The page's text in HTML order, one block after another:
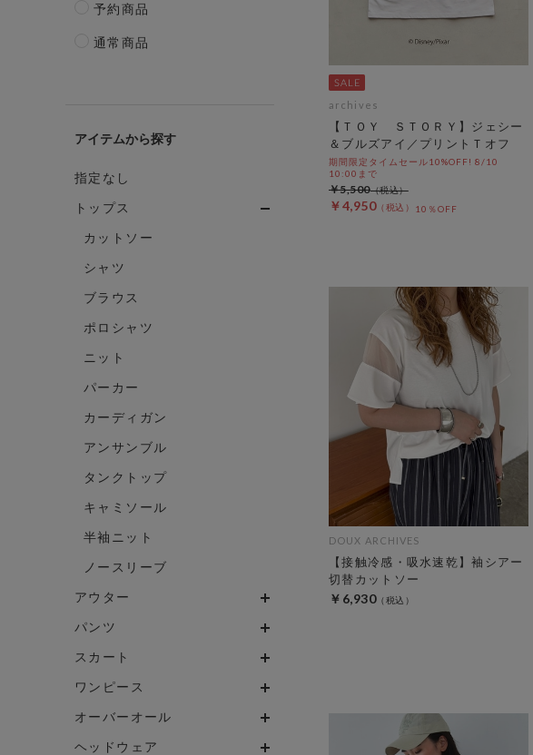
予約商品
通常商品
アイテム
指定なし
トップス
カットソー
シャツ
ブラウス
ポロシャツ
ニット
パーカー
カーディガン
アンサンブル
タンクトップ
キャミソール
半袖ニット
ノースリーブ
アウター
パンツ
スカート
ワンピース
オーバーオール
ヘッドウェア
archives
【ＴＯＹ ＳＴＯＲＹ】ジェシー
＆ブルズアイ／プリントＴオフ
期間限定タイムセール10%OFF! 8/10
10:00まで
￥4,950 10％OFF
￥5,500
DOUX ARCHIVES
【接触冷感・吸水速乾】袖シアー
切替カットソー
￥6,930